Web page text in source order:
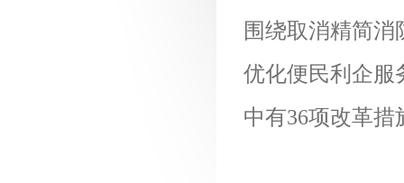
围绕取消精简
优化便民利企服
中有36项改革